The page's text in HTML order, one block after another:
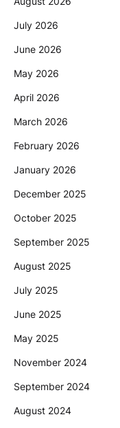
July 2026
June 2026
May 2026
April 2026
March 2026
February 2026
January 2026
December 2025
October 2025
September 2025
August 2025
July 2025
June 2025
May 2025
November 2024
September 2024
August 2024